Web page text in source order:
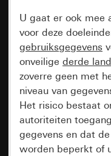
U gaat er ook mee
voor deze
gebruiksgegevens
onveilige derde
zoverre geen met
niveau van
Het risico bestaat
autoriteiten
gegevens en dat
worden beperkt of